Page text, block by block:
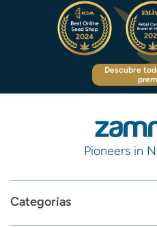
Descubre
Pioneers in
Categorías